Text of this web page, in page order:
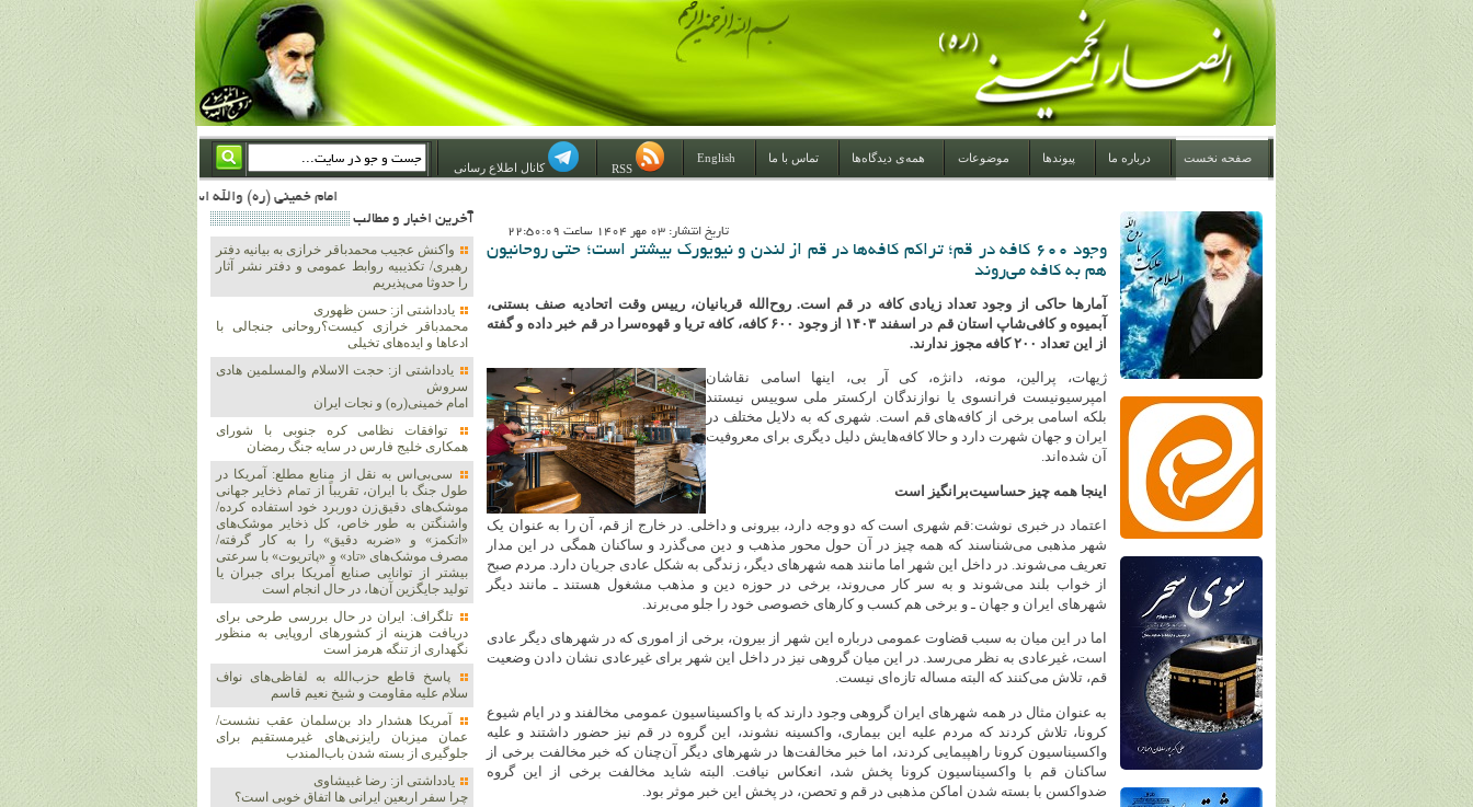
صفحه نخست درباره ما پیوندها موضوعات همه‌ی دیدگاه‌ها تماس با ما
English
کانال اطلاع رسانی
امام خمینی (ره) والله اسلام تمامش سیاست است؛ ***** امام شهید: به گفتار امام و کردار امام اهتمام بورزید ***** امام خمینی(ره): ان شاء الله ما اندوه دلمان را در وقت مناسب با انتقام از امریکا و آل سعود برطرف خواهیم ساخت و داغ و حسرت حلاوت این جنایت بزرگ را بر دلشان خواهیم نهاد 1367/4/29 ***** امام خمینی(رحمة الله علیه) : حکومت آل سعود، این وهابیهای پست بیخبر از خدا بسان خنجرند که همیشه از پشت در قلب مسلمانان فرو رفته‌اند 1366/5/12***** امام خمینی (ره) شهادت در راه خدا مسئله ای نیست که بشود با پیروزی در صحنه های نبرد مقایسه شود، مقام
تاريخ انتشار: 03 مهر 1404 ساعت 22:50:09
وجود ۶۰۰ کافه در قم؛ تراکم کافه‌ها در قم از لندن و نیویورک بیشتر است؛ حتی روحانیون
هم به کافه می‌روند
آمارها حاکی از وجود تعداد زیادی کافه در قم است. روح‌الله قربانیان، رییس وقت اتحادیه صنف بستنی،
آبمیوه و کافی‌شاپ استان قم در اسفند ۱۴۰۳ از وجود ۶۰۰ کافه، کافه تریا و قهوه‌سرا در قم خبر داده و گفته
از این تعداد ۲۰۰ کافه مجوز ندارند.
ژیهات، پرالین، مونه، دانژه، کی آر بی، اینها اسامی نقاشان
امپرسیونیست فرانسوی یا نوازندگان ارکستر ملی سوییس نیستند
بلکه اسامی برخی از کافه‌های قم است. شهری که به دلایل مختلف در
ایران و جهان شهرت دارد و حالا کافه‌هایش دلیل دیگری برای معروفیت
آن شده‌اند.
اینجا همه‌ چیز حساسیت‌برانگیز است
اعتماد در خبری نوشت:قم شهری است که دو وجه دارد، بیرونی و داخلی. در خارج از قم، آن را به عنوان یک
شهر مذهبی می‌شناسند که همه‌ چیز در آن حول محور مذهب و دین می‌گذرد و ساکنان همگی در این مدار
تعریف می‌شوند. در داخل این شهر اما مانند همه شهرهای دیگر، زندگی به شکل عادی جریان دارد. مردم صبح
از خواب بلند می‌شوند و به سر کار می‌روند، برخی در حوزه دین و مذهب مشغول هستند ـ مانند دیگر
شهرهای ایران و جهان ـ و برخی هم کسب و کارهای خصوصی خود را جلو می‌برند.
اما در این میان به سبب قضاوت عمومی درباره این شهر از بیرون، برخی از اموری که در شهرهای دیگر عادی
است، غیرعادی به نظر می‌رسد. در این میان گروهی نیز در داخل این شهر برای غیرعادی نشان دادن وضعیت
قم، تلاش می‌کنند که البته مساله تازه‌ای نیست.
به عنوان مثال در همه شهرهای ایران گروهی وجود دارند که با واکسیناسیون عمومی مخالفند و در ایام شیوع
کرونا، تلاش کردند که مردم علیه این بیماری، واکسینه نشوند، این گروه در قم نیز حضور داشتند و علیه
واکسیناسیون کرونا راهپیمایی کردند، اما خبر مخالفت‌ها در شهرهای دیگر آن‌چنان که خبر مخالفت برخی از
ساکنان قم با واکسیناسیون کرونا پخش شد، انعکاس نیافت. البته شاید مخالفت برخی از این گروه
ضدواکسن با بسته شدن اماکن مذهبی در قم و تحصن، در پخش این خبر موثر بود.
آخرين اخبار و مطالب
واکنش عجیب محمدباقر خرازی به بیانیه دفتر
رهبری/ تکذیبیه روابط عمومی و دفتر نشر آثار
را حدوثا می‌پذیریم
یادداشتی از: حسن ظهوری
محمدباقر خرازی کیست؟روحانی جنجالی با
ادعاها و ایده‌های تخیلی
یادداشتی از: حجت الاسلام والمسلمین هادی
سروش
امام خمینی(ره) و نجات ایران
توافقات نظامی کره جنوبی با شورای
همکاری خلیج فارس در سایه جنگ رمضان
سی‌بی‌اس به نقل از منابع مطلع: آمریکا در
طول جنگ با ایران، تقریباً از تمام ذخایر جهانی
موشک‌های دقیق‌زن دوربرد خود استفاده کرده/
واشنگتن به طور خاص، کل ذخایر موشک‌های
«اتکمز» و «ضربه دقیق» را به کار گرفته/
مصرف موشک‌های «تاد» و «پاتریوت» با سرعتی
بیشتر از توانایی صنایع آمریکا برای جبران یا
تولید جایگزین آن‌ها، در حال انجام است
تلگراف: ایران در حال بررسی طرحی برای
دریافت هزینه از کشورهای اروپایی به منظور
نگهداری از تنگه هرمز است
پاسخ قاطع حزب‌الله به لفاظی‌های نواف
سلام علیه مقاومت و شیخ نعیم قاسم
آمریکا هشدار داد بن‌سلمان عقب نشست/
عمان میزبان رایزنی‌های غیرمستقیم برای
جلوگیری از بسته شدن باب‌المندب
یادداشتی از: رضا غبیشاوی
چرا سفر اربعین ایرانی ها اتفاق خوبی است؟